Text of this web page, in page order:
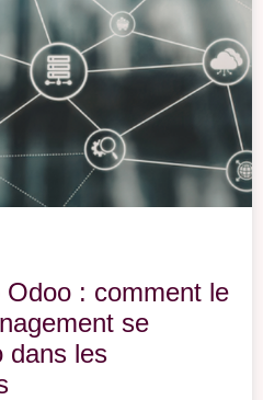
: comment le
se
dans les